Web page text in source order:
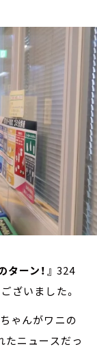
ーン！』 324
ざいました。
ゃんがワニの
たニュースだっ